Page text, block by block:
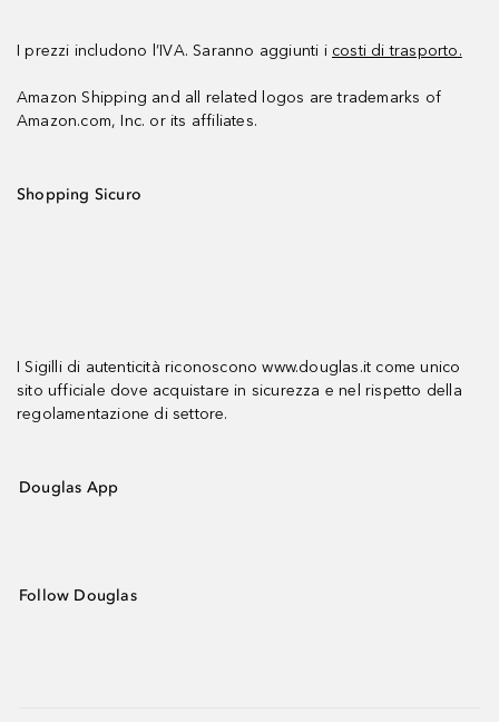
I prezzi includono l’IVA. Saranno aggiunti i costi di trasporto.
Amazon Shipping and all related logos are trademarks of
Amazon.com, Inc. or its affiliates.
Shopping Sicuro
I Sigilli di autenticità riconoscono www.douglas.it come unico
sito ufficiale dove acquistare in sicurezza e nel rispetto della
regolamentazione di settore.
Douglas App
Follow Douglas